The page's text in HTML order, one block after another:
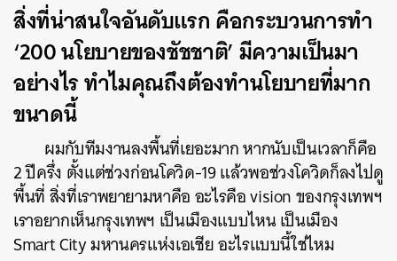
สิ่งที่น่าสนใจอันดับแรกคือกระบวนการทำ
‘200นโยบายของชัชชาติ’มีความเป็นมา
อย่างไรทำไมคุณถึงต้องทำนโยบายที่มาก
ขนาดนี้
ผมกับทีมงานลงพื้นที่เยอะมากหากนับเป็นเวลาก็คือ
2ปีครึ่ง ตั้งแต่ช่วงก่อนโควิด-19แล้วพอช่วงโควิดก็ลงไปดู
พื้นที่สิ่งที่เราพยายามหาคืออะไรคือvisionของกรุงเทพฯ
เราอยากเห็นกรุงเทพฯ เป็นเมืองแบบไหนเป็นเมือง
Smart Cityมหานครแห่งเอเชียอะไรแบบนี้ใช่ไหม